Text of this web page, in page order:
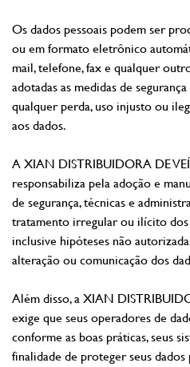
Os dados pessoais podem ser
ou em formato eletrônico
mail, telefone, fax e qualquer
adotadas as medidas de
qualquer perda, uso injusto ou
aos dados.
A XIAN DISTRIBUIDORA DE
responsabiliza pela adoção e
de segurança, técnicas e
tratamento irregular ou ilícito dos
inclusive hipóteses não
alteração ou comunicação dos
Além disso, a XIAN
exige que seus operadores de
conforme as boas práticas, seus
finalidade de proteger seus dados